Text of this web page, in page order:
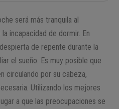
será más tranquila al
la incapacidad de dormir. En
de repente durante la
el sueño. Es muy posible que
circulando por su cabeza,
Utilizando los mejores
a que las preocupaciones se